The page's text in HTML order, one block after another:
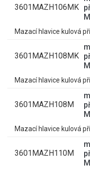
3601MAZH106MK
Mazací hlavice kulová
3601MAZH108MK
Mazací hlavice kulová
3601MAZH108M
Mazací hlavice kulová
3601MAZH110M